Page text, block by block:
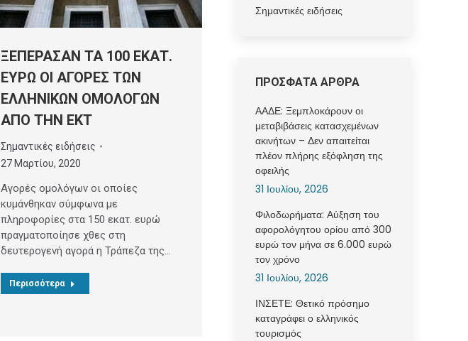
ΞΕΠΕΡΑΣΑΝ ΤΑ 100 ΕΚΑΤ.
ΕΥΡΩ ΟΙ ΑΓΟΡΕΣ ΤΩΝ
ΕΛΛΗΝΙΚΩΝ ΟΜΟΛΟΓΩΝ
ΑΠΟ ΤΗΝ ΕΚΤ
Σημαντικές ειδήσεις
27 Μαρτίου, 2020
Αγορές ομολόγων οι οποίες
κυμάνθηκαν σύμφωνα με
πληροφορίες στα 150 εκατ. ευρώ
πραγματοποίησε χθες στη
δευτερογενή αγορά η Τράπεζα της…
Περισσότερα
Σημαντικές ειδήσεις
ΠΡΟΣΦΑΤΑ ΑΡΘΡΑ
ΑΑΔΕ: Ξεμπλοκάρουν οι
μεταβιβάσεις κατασχεμένων
ακινήτων – Δεν απαιτείται
πλέον πλήρης εξόφληση της
οφειλής
31 Ιουλίου, 2026
Φιλοδωρήματα: Αύξηση του
αφορολόγητου ορίου από 300
ευρώ τον μήνα σε 6.000 ευρώ
τον χρόνο
31 Ιουλίου, 2026
ΙΝΣΕΤΕ: Θετικό πρόσημο
καταγράφει ο ελληνικός
τουρισμός